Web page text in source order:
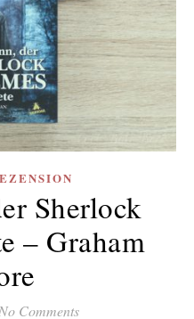
Sherlock
– Graham
Comments